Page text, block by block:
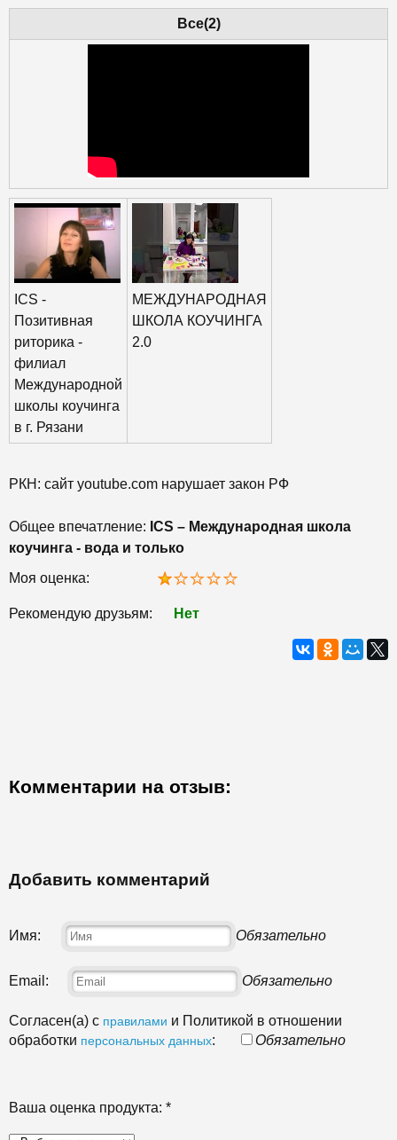
Все(2)
ICS -
Позитивная
риторика -
филиал
Международной
школы коучинга
в г. Рязани
МЕЖДУНАРОДНАЯ
ШКОЛА КОУЧИНГА
2.0
РКН: сайт youtube.com нарушает закон РФ
Общее впечатление: ICS – Международная школа
коучинга - вода и только
Моя оценка:
Рекомендую друзьям: Нет
Комментарии на отзыв:
Добавить комментарий
Имя: Обязательно
Email: Обязательно
Согласен(а) с правилами и Политикой в отношении
обработки персональных данных: Обязательно
Ваша оценка продукта: *